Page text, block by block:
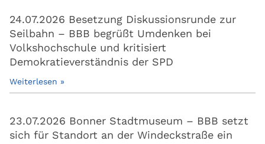
24.07.2026 Besetzung Diskussionsrunde zur
Seilbahn – BBB begrüßt Umdenken bei
Volkshochschule und kritisiert
Demokratieverständnis der SPD
Weiterlesen »
23.07.2026 Bonner Stadtmuseum – BBB setzt
sich für Standort an der Windeckstraße ein